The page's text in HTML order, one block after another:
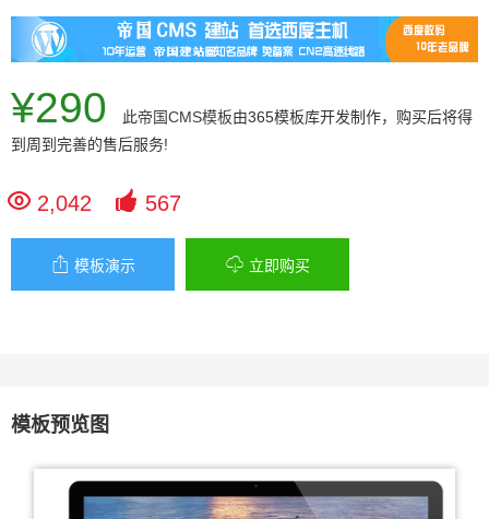
¥290 此帝国CMS模板由365模板库开发制作，购买后将得
到周到完善的售后服务!
 2,042  567
 模板演示  立即购买
模板预览图